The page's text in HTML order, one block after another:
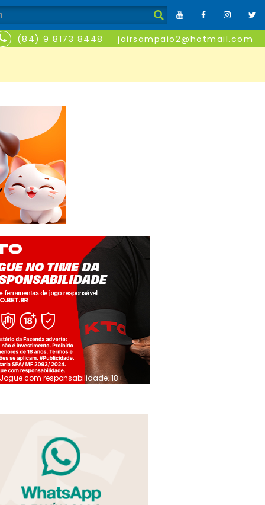
(84) 9 8173 8448 jairsampaio2@hotmail.com
Jogue com responsabilidade. 18+